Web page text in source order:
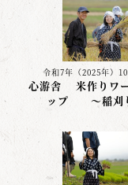
令和7年（2025年）
心游舎 米作りワ
ップ 〜稲刈